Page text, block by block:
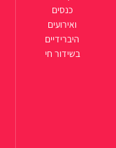
כנסים
ואירועים
היברידיים
בשידור חי